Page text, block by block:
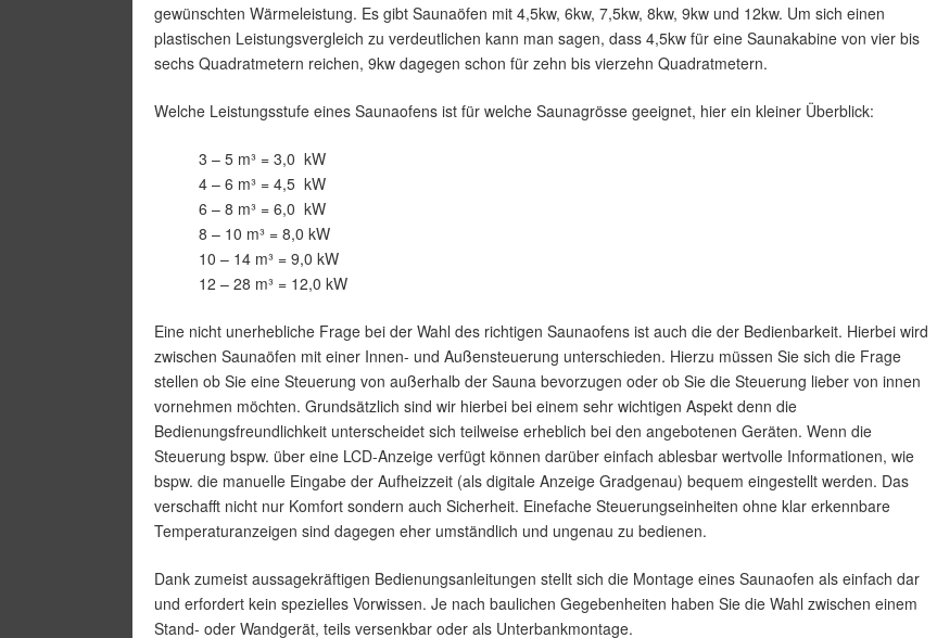
gewünschten Wärmeleistung. Es gibt Saunaöfen mit 4,5kw, 6kw, 7,5kw, 8kw, 9kw und 12kw. Um sich einen
plastischen Leistungsvergleich zu verdeutlichen kann man sagen, dass 4,5kw für eine Saunakabine von vier bis
sechs Quadratmetern reichen, 9kw dagegen schon für zehn bis vierzehn Quadratmetern.
Welche Leistungsstufe eines Saunaofens ist für welche Saunagrösse geeignet, hier ein kleiner Überblick:
3 – 5 m³ = 3,0 kW
4 – 6 m³ = 4,5 kW
6 – 8 m³ = 6,0 kW
8 – 10 m³ = 8,0 kW
10 – 14 m³ = 9,0 kW
12 – 28 m³ = 12,0 kW
Eine nicht unerhebliche Frage bei der Wahl des richtigen Saunaofens ist auch die der Bedienbarkeit. Hierbei wird
zwischen Saunaöfen mit einer Innen- und Außensteuerung unterschieden. Hierzu müssen Sie sich die Frage
stellen ob Sie eine Steuerung von außerhalb der Sauna bevorzugen oder ob Sie die Steuerung lieber von innen
vornehmen möchten. Grundsätzlich sind wir hierbei bei einem sehr wichtigen Aspekt denn die
Bedienungsfreundlichkeit unterscheidet sich teilweise erheblich bei den angebotenen Geräten. Wenn die
Steuerung bspw. über eine LCD-Anzeige verfügt können darüber einfach ablesbar wertvolle Informationen, wie
bspw. die manuelle Eingabe der Aufheizzeit (als digitale Anzeige Gradgenau) bequem eingestellt werden. Das
verschafft nicht nur Komfort sondern auch Sicherheit. Einefache Steuerungseinheiten ohne klar erkennbare
Temperaturanzeigen sind dagegen eher umständlich und ungenau zu bedienen.
Dank zumeist aussagekräftigen Bedienungsanleitungen stellt sich die Montage eines Saunaofen als einfach dar
und erfordert kein spezielles Vorwissen. Je nach baulichen Gegebenheiten haben Sie die Wahl zwischen einem
Stand- oder Wandgerät, teils versenkbar oder als Unterbankmontage.